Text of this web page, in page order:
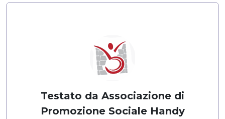
Testato da Associazione di
Promozione Sociale Handy